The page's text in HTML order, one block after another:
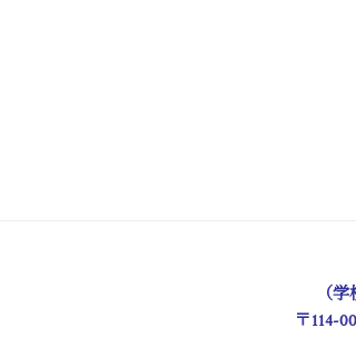
（
〒114-